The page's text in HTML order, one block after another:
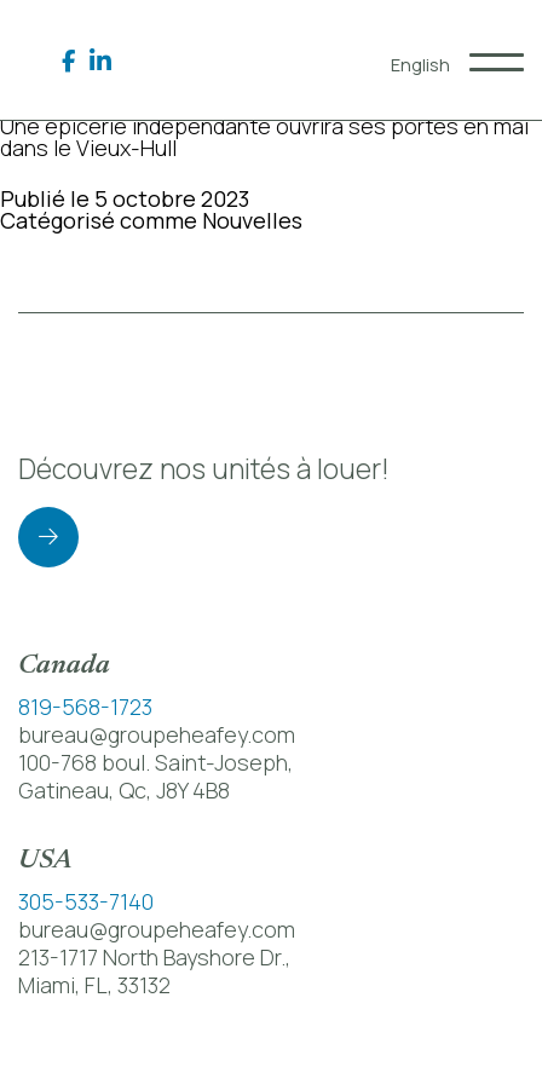
English
Qui nous sommes
Expertises
Notre impact
Actifs
Restauration
Commercial à louer
Blogue
Carrières
Publié le
Une épicerie indépendante ouvrira ses portes en mai
dans le Vieux-Hull
Publié le 5 octobre 2023
Catégorisé comme Nouvelles
Découvrez nos unités à louer!
Canada
819-568-1723
bureau@groupeheafey.com
100-768 boul. Saint-Joseph,
Gatineau, Qc, J8Y 4B8
USA
305-533-7140
bureau@groupeheafey.com
213-1717 North Bayshore Dr.,
Miami, FL, 33132